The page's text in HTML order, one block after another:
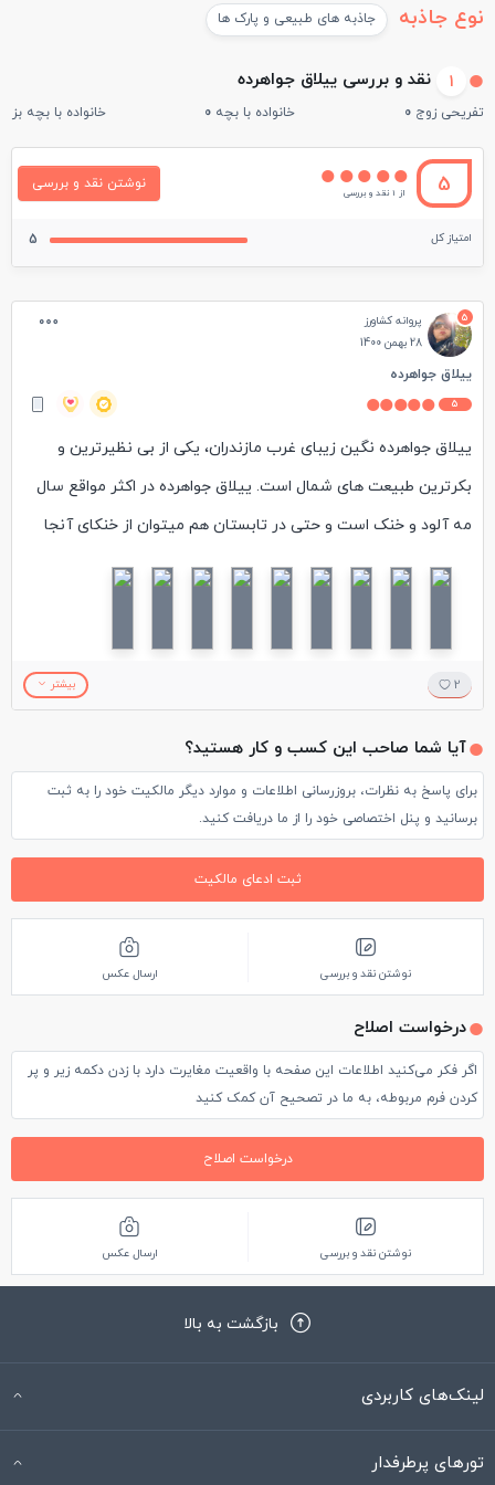
نوع جاذبه جاذبه های طبیعی و پارک ها
1 نقد و بررسی ییلاق جواهرده
تفریحی زوج 0 خانواده با بچه 0 خانواده با بچه
5 از 1 نقد و بررسی
نوشتن نقد و بررسی
امتیاز کل 5
5
پروانه کشاورز
28 بهمن 1400
ییلاق جواهرده
5
ییلاق جواهرده نگین زیبای غرب مازندران، یکی از بی نظیرترین و
بکرترین طبیعت های شمال است. ییلاق جواهرده در اکثر مواقع سال
مه آلود و خنک است و حتی در تابستان هم میتوان از خنکای آنجا
لذت برد. بازارچه ای در نزدیکی آبشار جواهرده وجود دارد که انواع
جنگل صفارود و در ارتفاعات کوه های سماموس قرار دارد و هرساله
شدن روستای جواهرده هم شده است. برای اقامت شب میتوان در
خانه های روستا هم ساکن شد ،اما اگر امکاناتش را داشته باشیم
کمپ در ارتفاعات ییلاق جواهرده تجربه ای رویایی و خاص است.
2 بیشتر
آیا شما صاحب این کسب و کار هستید؟
برای پاسخ به نظرات، بروزرسانی اطلاعات و موارد دیگر مالکیت خود را به ثبت
برسانید و پنل اختصاصی خود را از ما دریافت کنید.
ثبت ادعای مالکیت
نوشتن نقد و بررسی ارسال عکس
درخواست اصلاح
اگر فکر می‌کنید اطلاعات این صفحه با واقعیت مغایرت دارد با زدن دکمه زیر و پر
کردن فرم مربوطه، به ما در تصحیح آن کمک کنید
درخواست اصلاح
نوشتن نقد و بررسی ارسال عکس
بازگشت به بالا
لینک‌های کاربردی
تورهای پرطرفدار